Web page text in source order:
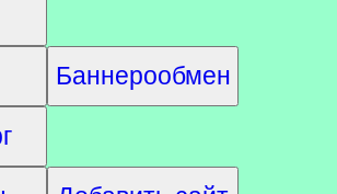
Баннерообмен